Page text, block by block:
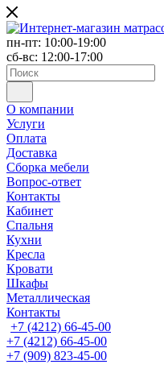
пн-пт: 10:00-19:00
сб-вс: 12:00-17:00
О компании
Услуги
Оплата
Доставка
Сборка мебели
Вопрос-ответ
Контакты
Кабинет
Спальня
Кухни
Кресла
Кровати
Шкафы
Металлическая
Контакты
+7 (4212) 66-45-00
+7 (4212) 66-45-00
+7 (909) 823-45-00